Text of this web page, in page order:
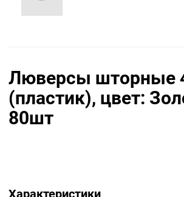
Люверсы шторные
(пластик), цвет:
80шт